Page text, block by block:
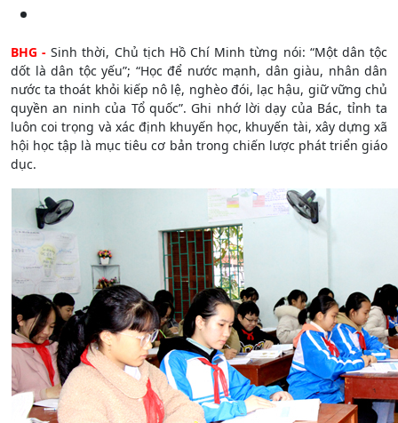
BHG - Sinh thời, Chủ tịch Hồ Chí Minh từng nói: “Một dân tộc
dốt là dân tộc yếu”; “Học để nước mạnh, dân giàu, nhân dân
nước ta thoát khỏi kiếp nô lệ, nghèo đói, lạc hậu, giữ vững chủ
quyền an ninh của Tổ quốc”. Ghi nhớ lời dạy của Bác, tỉnh ta
luôn coi trọng và xác định khuyến học, khuyến tài, xây dựng xã
hội học tập là mục tiêu cơ bản trong chiến lược phát triển giáo
dục.